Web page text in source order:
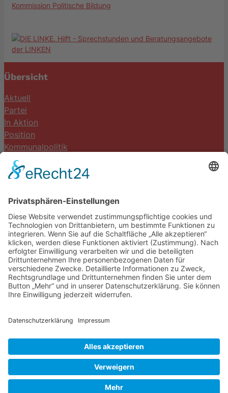
Kommission Politische Bildung
Übersicht
Aktuell
Partei
In Aktion
Position
Kommunalpolitik
Termine
DIE LINKE. Schwalm-Eder
Steingasse 5
34613 Schwalmstadt
Tel.06691 8077899
info@die-linke-schwalm-eder.de
Gesetzliches
Impressum
Cookie-Einstellungen
© 2026 DIE LINKE. Schwalm-Eder